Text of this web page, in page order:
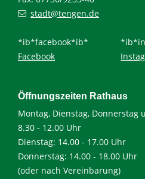
stadt@tengen.de
*ib*facebook*ib*
Facebook
Öffnungszeiten Rathaus
Montag, Dienstag, Donnerstag
8.30 - 12.00 Uhr
Dienstag: 14.00 - 17.00 Uhr
Donnerstag: 14.00 - 18.00 Uhr
(oder nach Vereinbarung)